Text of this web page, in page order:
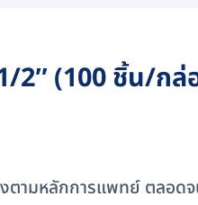
2″ (100 ชิ้น/กล่
ตามหลักการแพทย์ ตลอ